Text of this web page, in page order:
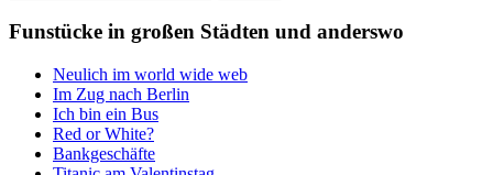
nach:
Funstücke in großen Städten und anderswo
Neulich im world wide web
Im Zug nach Berlin
Ich bin ein Bus
Red or White?
Bankgeschäfte